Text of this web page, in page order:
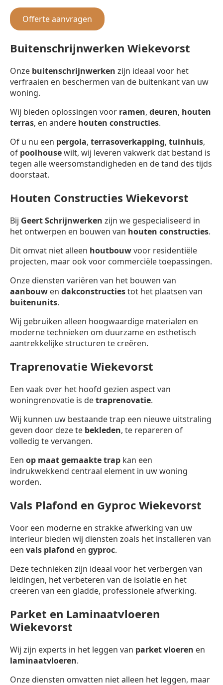
Offerte aanvragen
Buitenschrijnwerken Wiekevorst
Onze buitenschrijnwerken zijn ideaal voor het
verfraaien en beschermen van de buitenkant van uw
woning.
Wij bieden oplossingen voor ramen, deuren, houten
terras, en andere houten constructies.
Of u nu een pergola, terrasoverkapping, tuinhuis,
of poolhousewilt, wij leveren vakwerk dat bestand is
tegen alle weersomstandigheden en de tand des tijds
doorstaat.
Houten Constructies Wiekevorst
Bij Geert Schrijnwerken zijn we gespecialiseerd in
het ontwerpen en bouwen van houten constructies.
Dit omvat niet alleen houtbouwvoor residentiële
projecten, maar ook voor commerciële toepassingen.
Onze diensten variëren van het bouwen van
aanbouw en dakconstructiestot het plaatsen van
buitenunits.
Wij gebruiken alleen hoogwaardige materialen en
moderne technieken om duurzame en esthetisch
aantrekkelijke structuren te creëren.
Traprenovatie Wiekevorst
Een vaak over het hoofd gezien aspect van
woningrenovatie is detraprenovatie.
Wij kunnen uw bestaande trap een nieuwe uitstraling
geven door deze te bekleden, te repareren of
volledig te vervangen.
Een op maat gemaakte trap kan een
indrukwekkend centraal element in uw woning
worden.
Vals Plafond en Gyproc Wiekevorst
Voor een moderne en strakke afwerking van uw
interieur bieden wij diensten zoals het installeren van
een vals plafond en gyproc.
Deze technieken zijn ideaal voor het verbergen van
leidingen, het verbeteren van de isolatie en het
creëren van een gladde, professionele afwerking.
Parket en Laminaatvloeren
Wiekevorst
Wij zijn experts in het leggen van parket vloeren en
laminaatvloeren.
Onze diensten omvatten niet alleen het leggen, maar